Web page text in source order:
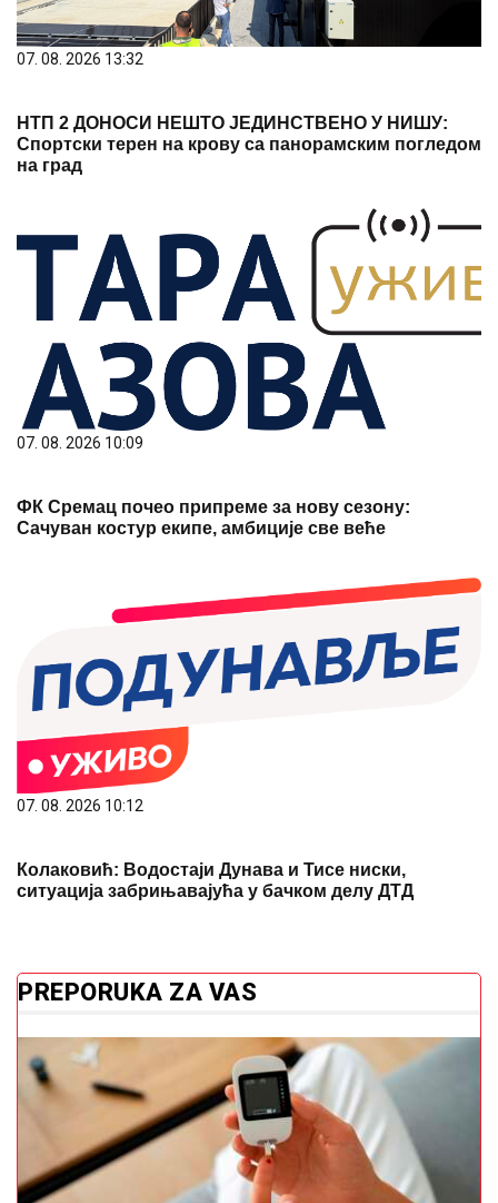
07. 08. 2026 13:32
НТП 2 ДОНОСИ НЕШТО ЈЕДИНСТВЕНО У НИШУ:
Спортски терен на крову са панорамским погледом
на град
07. 08. 2026 10:09
ФК Сремац почео припреме за нову сезону:
Сачуван костур екипе, амбиције све веће
07. 08. 2026 10:12
Колаковић: Водостаји Дунава и Тисе ниски,
ситуација забрињавајућа у бачком делу ДТД
PREPORUKA ZA VAS